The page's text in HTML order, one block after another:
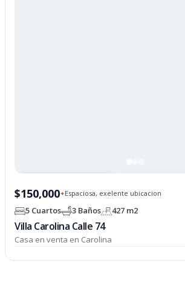
$150,000✦Espaciosa, exelente ubicacion
5 Cuartos 3 Baños 427 m2
Villa Carolina Calle 74
Casa en venta en Carolina